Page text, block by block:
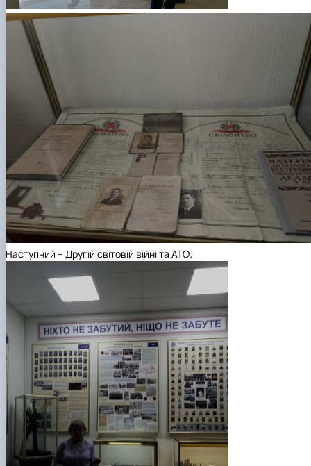
Наступний – Другій світовій війні та АТО;